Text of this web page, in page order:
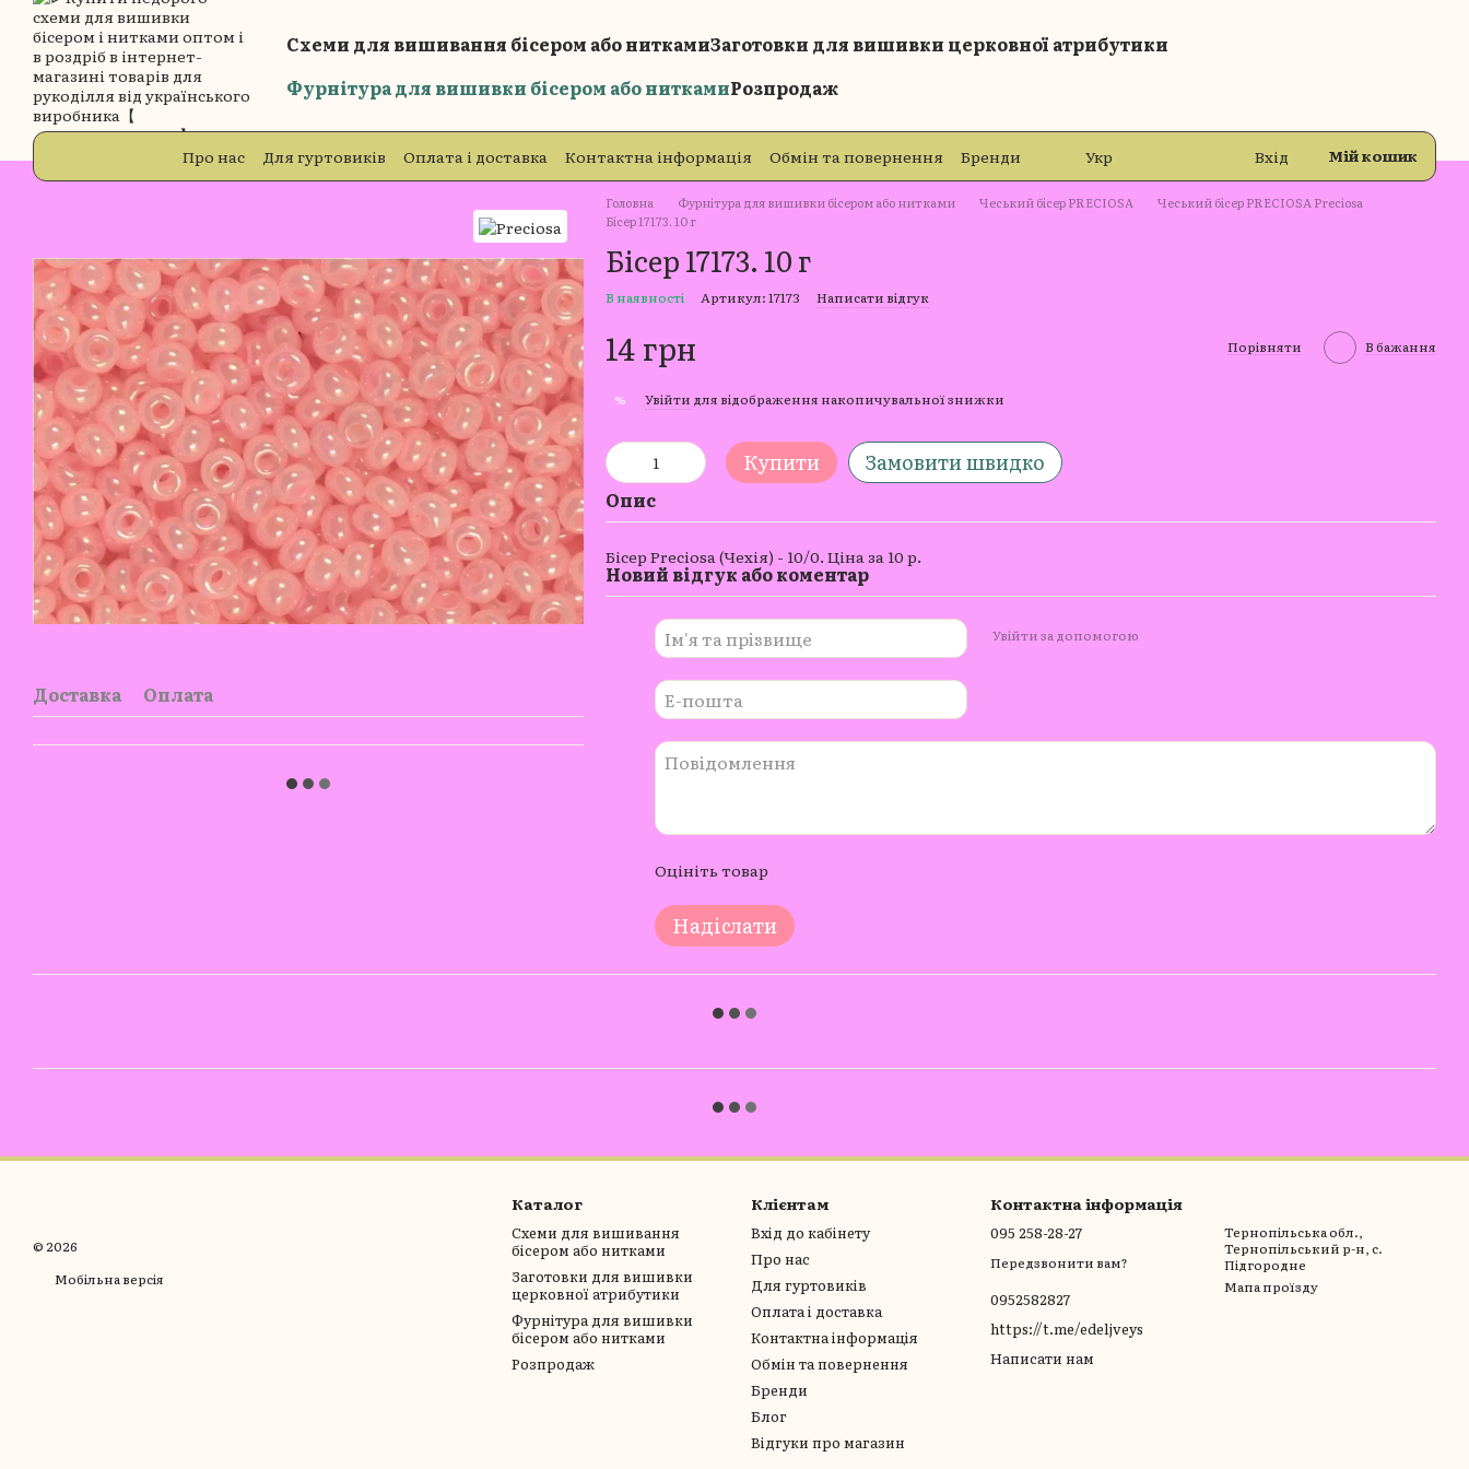
Перейти до основного контенту
Схеми для вишивання бісером або ниткамиЗаготовки для вишивки церковної атрибутики
Фурнітура для вишивки бісером або ниткамиРозпродаж
Про нас Для гуртовиків Оплата і доставка Контактна інформація Обмін та повернення
Бренди
Блог
Відгуки про магазин
Укр Вхід Мій кошик
Доставка Оплата
Головна Фурнітура для вишивки бісером або нитками Чеський бісер PRECIOSA
Чеський бісер PRECIOSA Preciosa
Бісер 17173. 10 г
Бісер 17173. 10 г
В наявності Артикул: 17173 Написати відгук
14 грн Порівняти В бажання
% Увійти для відображення накопичувальної знижки
Купити Замовити швидко
Опис
Бісер Preciosa (Чехія) - 10/0. Ціна за 10 р.
Новий відгук або коментар
Увійти за допомогою
Оцініть товар
Надіслати
© 2026
Мобільна версія
Каталог
Схеми для вишивання
бісером або нитками
Заготовки для вишивки
церковної атрибутики
Фурнітура для вишивки
бісером або нитками
Розпродаж
Клієнтам
Вхід до кабінету
Про нас
Для гуртовиків
Оплата і доставка
Контактна інформація
Обмін та повернення
Бренди
Блог
Відгуки про магазин
Контактна інформація
095 258-28-27
Передзвонити вам?
0952582827
https://t.me/edeljveys
Написати нам
Тернопільська обл.,
Тернопільський р-н, с.
Підгородне
Мапа проїзду